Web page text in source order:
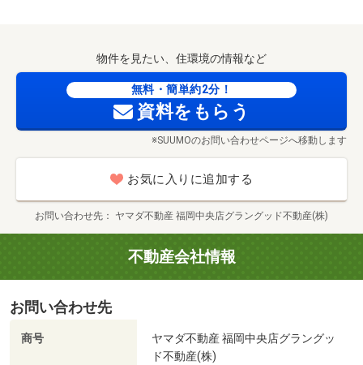
■【ホームセンター】ホームプラザナフコ那珂川店（約
1364m・徒歩18分）
■【中学校】福岡市立老司中学校（約230m・徒歩3分）
■【小学校】福岡市立老司小学校（約600m・徒歩8分）
■【幼稚園・保育園】しあわせの星保育園（約565m・徒歩
■【幼稚園・保育園】南福岡幼稚園（約797m・徒歩10分）
■【病院】特定医療法人社団相和会中村病院（約441m・徒
分）
■【公園】野多目中央公園（約1159m・徒歩15分）
ヤマダ不動産だから出来るヤマダデンキと連携したご提案
で、トータルコストが大幅ダウン！！
○●○●ご見学希望の方●○●○
おおよその所要時間 ※お客様のご希望に沿ったお時間で
◇現地・物件見学（30分～）
◇建物の構造や保証に関するご説明（10分～）
◇住宅ローン、資金計画、税金、金利などお金に関するご
なっています！
当日のご内覧もご相談下さい♪
物件を見たい、住環境の情報など
無料・簡単約2分！
資料をもらう
※SUUMOのお問い合わせページへ移動します
お気に入りに追加する
お問い合わせ先 ヤマダ不動産 福岡中央店グラングッド不動産(株)
不動産会社情報
お問い合わせ先
商号
ヤマダ不動産 福岡中央店グラングッ
ド不動産(株)